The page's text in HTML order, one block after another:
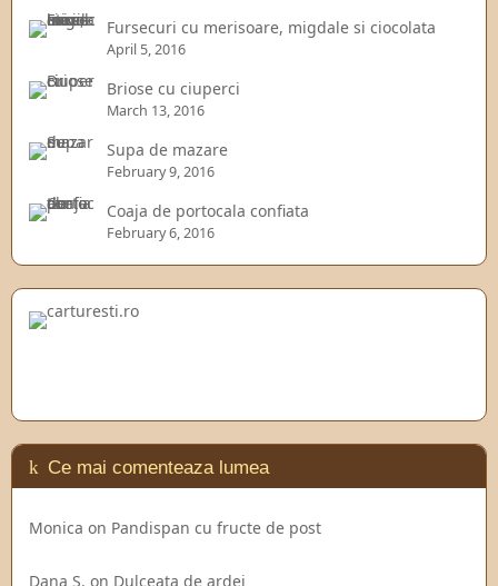
Fursecuri cu merisoare, migdale si ciocolata
April 5, 2016
Briose cu ciuperci
March 13, 2016
Supa de mazare
February 9, 2016
Coaja de portocala confiata
February 6, 2016
Ce mai comenteaza lumea
Monica on Pandispan cu fructe de post
Dana S. on Dulceata de ardei